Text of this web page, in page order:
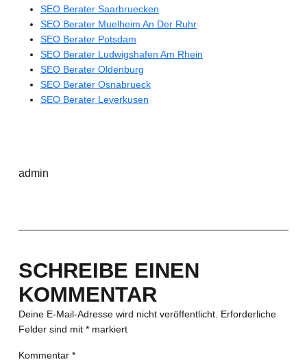
SEO Berater Saarbruecken
SEO Berater Muelheim An Der Ruhr
SEO Berater Potsdam
SEO Berater Ludwigshafen Am Rhein
SEO Berater Oldenburg
SEO Berater Osnabrueck
SEO Berater Leverkusen
admin
SCHREIBE EINEN
KOMMENTAR
Deine E-Mail-Adresse wird nicht veröffentlicht. Erforderliche
Felder sind mit *markiert
Kommentar *